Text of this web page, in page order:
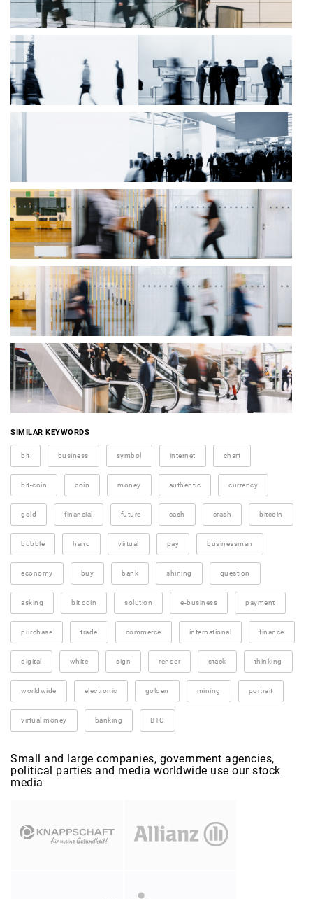
SIMILAR KEYWORDS
bit business symbol internet chart
bit-coin coin money authentic currency
gold financial future cash crash bitcoin
bubble hand virtual pay businessman
economy buy bank shining question
asking bit coin solution e-business payment
purchase trade commerce international finance
digital white sign render stack thinking
worldwide electronic golden mining portrait
virtual money banking BTC
Small and large companies, government agencies,
political parties and media worldwide use our stock
media